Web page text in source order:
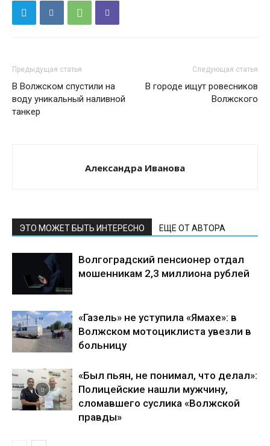
Предыдущая статья
В Волжском спустили на
воду уникальный наливной
танкер
Следующая статья
В городе ищут ровесников
Волжского
Александра Иванова
ЭТО МОЖЕТ БЫТЬ ИНТЕРЕСНО ЕЩЕ ОТ АВТОРА
Волгоградский пенсионер отдал
мошенникам 2,3 миллиона рублей
«Газель» не уступила «Ямахе»: в
Волжском мотоциклиста увезли в
больницу
«Был пьян, не понимал, что делал»:
Полицейские нашли мужчину,
сломавшего суслика «Волжской
правды»